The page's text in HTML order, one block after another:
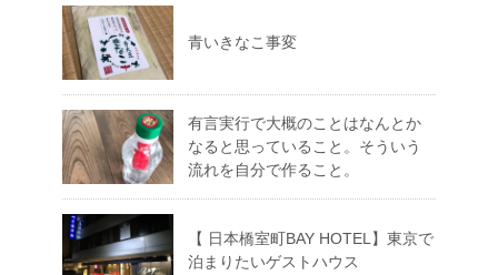
青いきなこ事変
有言実行で大概のことはなんとか
なると思っていること。そういう
流れを自分で作ること。
【 日本橋室町BAY HOTEL】東京で
泊まりたいゲストハウス